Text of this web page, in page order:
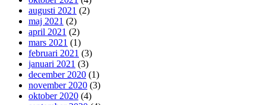
augusti 2021 (2)
maj 2021 (2)
april 2021 (2)
mars 2021 (1)
februari 2021 (3)
januari 2021 (3)
december 2020 (1)
november 2020 (3)
oktober 2020 (4)